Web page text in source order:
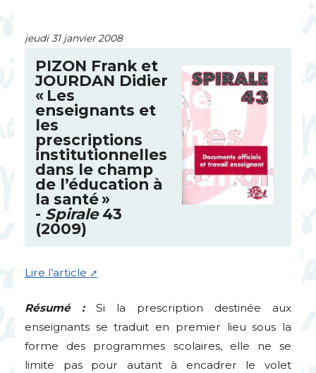
jeudi 31 janvier 2008
PIZON Frank et
JOURDAN Didier
« Les
enseignants et
les
prescriptions
institutionnelles
dans le champ
de l’éducation à
la santé»
- Spirale43
(2009)
Lire l’article
Résumé :
Si la prescription destinée aux
enseignants se traduit en premier lieu sous la
forme des programmes scolaires, elle ne se
limite pas pour autant à encadrer le volet